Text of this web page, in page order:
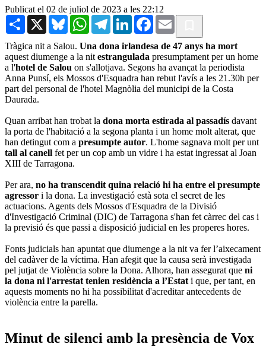
Publicat el 02 de juliol de 2023 a les 22:12
Share X BlueskyWhatsAppTelegramLinkedInFacebook
Email
Tràgica nit a Salou. Una dona irlandesa de 47 anys ha mort
aquest diumenge a la nit estrangulada presumptament per un home
a l'hotel de Salou on s'allotjava. Segons ha avançat la periodista
Anna Punsí, els Mossos d'Esquadra han rebut l'avís a les 21.30h per
part del personal de l'hotel Magnòlia del municipi de la Costa
Daurada.
Quan arribat han trobat la dona morta estirada al passadís davant
la porta de l'habitació a la segona planta i un home molt alterat, que
han detingut com a presumpte autor. L'home sagnava molt per unt
tall al canell fet per un cop amb un vidre i ha estat ingressat al Joan
XIII de Tarragona.
Per ara, no ha transcendit quina relació hi ha entre el presumpte
agressor i la dona. La investigació està sota el secret de les
actuacions. Agents dels Mossos d'Esquadra de la Divisió
d'Investigació Criminal (DIC) de Tarragona s'han fet càrrec del cas i
la previsió és que passi a disposició judicial en les properes hores.
Fonts judicials han apuntat que diumenge a la nit va fer l’aixecament
del cadàver de la víctima. Han afegit que la causa serà investigada
pel jutjat de Violència sobre la Dona. Alhora, han assegurat que ni
la dona ni l'arrestat tenien residència a l’Estat i que, per tant, en
aquests moments no hi ha possibilitat d'acreditar antecedents de
violència entre la parella.
Minut de silenci amb la presència de Vox